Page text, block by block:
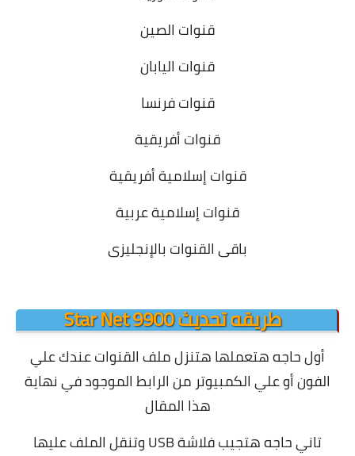
قنوات الصين
قنوات اليابان
قنوات فرنسا
قنوات أفريقية
قنوات إسلامية أفريقية
قنوات إسلامية عربية
باقى القنوات بالإنجليزى
طريقه تحديث Star Net 9900
أول حاجه هتعملها هتنزل ملف القنوات عندك علي
الفون أو علي الكمبيوتر من الرابط الموجود في نهاية
هذا المقال
تاني حاجه هتجيب فلاشة USB وتنقل الملف عليها